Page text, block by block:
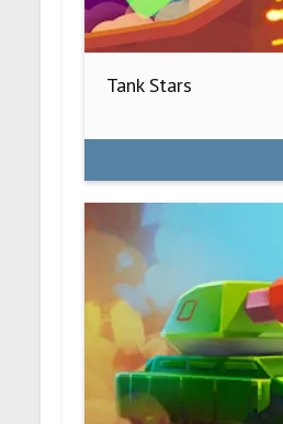
Tank Stars